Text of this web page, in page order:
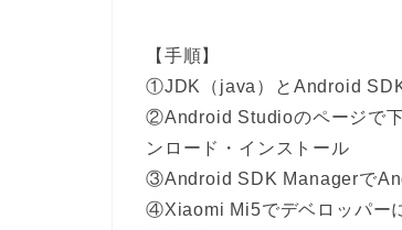
【手順】
①JDK（java）とAndroid
②Android Studioのページで
ンロード・インストール
③Android SDK Managerで
④Xiaomi Mi5でデベロッパー